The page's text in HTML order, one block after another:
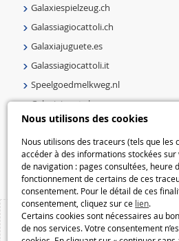
Nous utilisons des cookies
Nous utilisons des traceurs (tels que les
accéder à des informations stockées
de navigation : pages consultées, heure
fonctionnement de certains de ces
consentement. Pour le détail de ces
consentement, cliquez sur ce lien.
Certains cookies sont nécessaires au
de nos services. Votre consentement
Galaxiespielzeug.ch
Galassiagiocattoli.ch
Galaxiajuguete.es
Galassiagiocattoli.it
Speelgoedmelkweg.nl
Galaxiejouets.be
Galaxiespielzeug.be
Speelgoedmelkweg.be
Macway.com